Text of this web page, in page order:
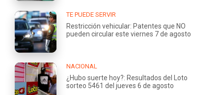
TE PUEDE SERVIR
Restricción vehicular: Patentes que NO
pueden circular este viernes 7 de agosto
NACIONAL
¿Hubo suerte hoy?: Resultados del Loto
sorteo 5461 del jueves 6 de agosto